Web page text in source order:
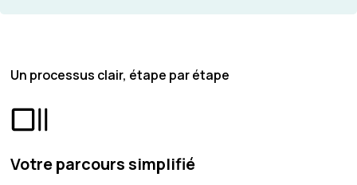
Un processus clair, étape par étape
Votre parcours simplifié